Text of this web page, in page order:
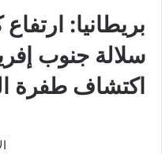
بريطانيا:
سلالة جنوب
اكتشاف طفرة